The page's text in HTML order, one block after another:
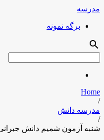
مدرسه
برگه نمونه
search
Home
/
مدرسه دانش
/
شنبه آزمون شمیم دانش